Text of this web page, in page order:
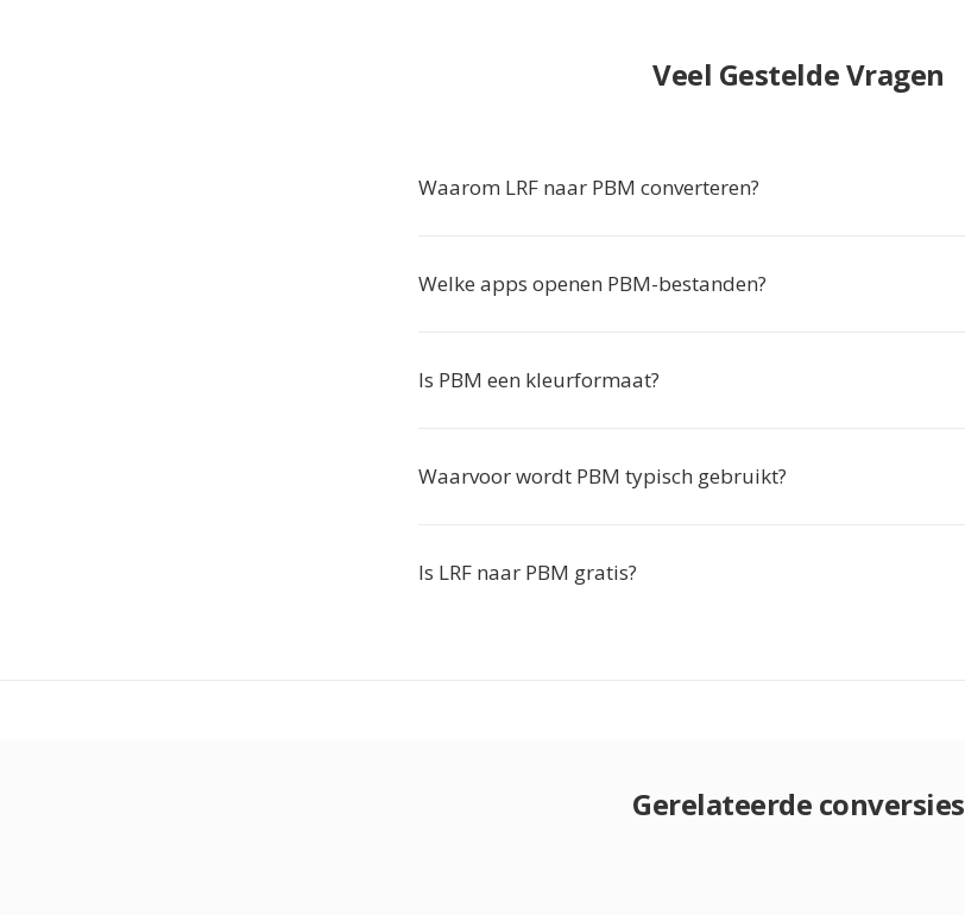
Veel Gestelde Vragen
Waarom LRF naar PBM converteren?
Welke apps openen PBM-bestanden?
Is PBM een kleurformaat?
Waarvoor wordt PBM typisch gebruikt?
Is LRF naar PBM gratis?
Gerelateerde conversies